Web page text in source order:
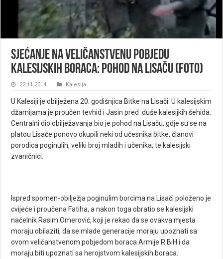
Sjećanje na veličanstvenu pobjedu
kalesijskih boraca: Pohod na Lisaču (FOTO)
22.11.2014. Kalesija
U Kalesiji je obilježena 20. godišnjica Bitke na Lisači. U kalesijskim
džamijama je proučen tevhid i Jasin pred duše kalesijkih šehida.
Centralni dio obilježavanja bio je pohod na Lisaču, gdje su se na
platou Lisače ponovo okupili neki od učesnika bitke, članovi
porodica poginulih, veliki broj mladih i učenika, te kalesijski
zvaničnici.
Ispred spomen-obilježja poginulim borcima na Lisači položeno je
cvijeće i proučena Fatiha, a nakon toga obratio se kalesijski
načelnik Rasim Omerović, koji je rekao da se ovakva mjesta
moraju obilaziti, da se mlade generacije moraju upoznati sa
ovom veličanstvenom pobjedom boraca Armije R BiH i da
moraju biti upoznati sa herojstvom kalesijskih boraca.